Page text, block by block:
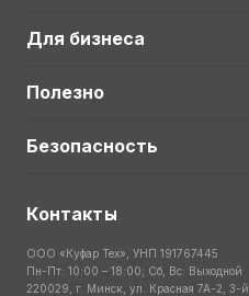
Для бизнеса
Полезно
Безопасность
Контакты
ООО «Куфар Тех», УНП 191767445
Пн-Пт: 10:00 – 18:00; Сб, Вс: Выходной
220029, г. Минск, ул. Красная 7А-2, 3-й